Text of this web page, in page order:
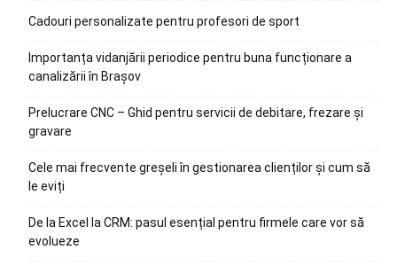
Cadouri personalizate pentru profesori de sport
Importanța vidanjării periodice pentru buna funcționare a
canalizării în Brașov
Prelucrare CNC – Ghid pentru servicii de debitare, frezare și
gravare
Cele mai frecvente greșeli în gestionarea clienților și cum să
le eviți
De la Excel la CRM: pasul esențial pentru firmele care vor să
evolueze